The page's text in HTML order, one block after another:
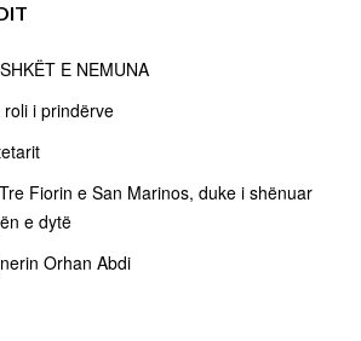
E NEMUNA
i prindërve
Fiorin e San Marinos, duke i shënuar
e dytë
Orhan Abdi